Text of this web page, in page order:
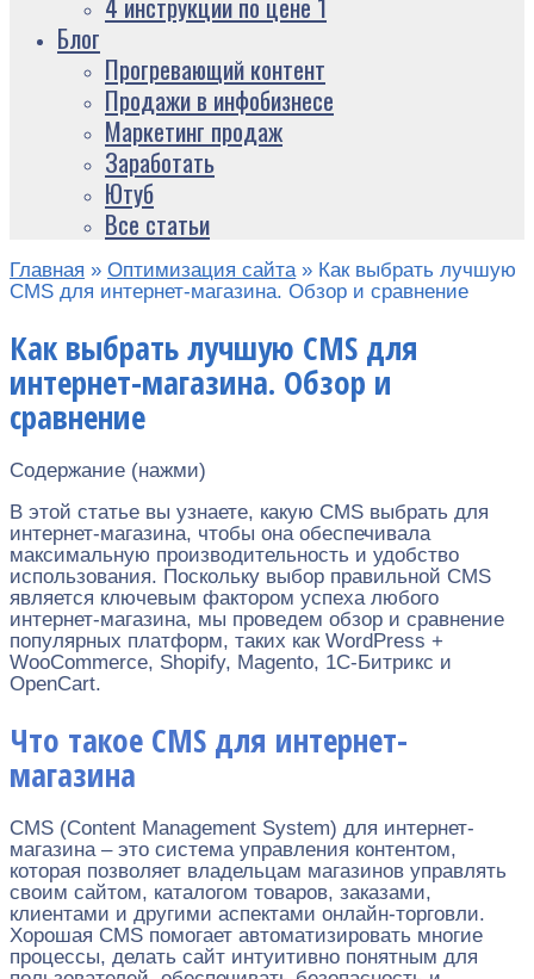
Блог
Прогревающий контент
Продажи в инфобизнесе
Маркетинг продаж
Заработать
Ютуб
Все статьи
Главная » Оптимизация сайта » Как выбрать лучшую
CMS для интернет-магазина. Обзор и сравнение
Как выбрать лучшую CMS для
интернет-магазина. Обзор и
сравнение
Содержание (нажми)
В этой статье вы узнаете, какую CMS выбрать для
интернет-магазина, чтобы она обеспечивала
максимальную производительность и удобство
использования. Поскольку выбор правильной CMS
является ключевым фактором успеха любого
интернет-магазина, мы проведем обзор и сравнение
популярных платформ, таких как WordPress +
WooCommerce, Shopify, Magento, 1C-Битрикс и
OpenCart.
Что такое CMS для интернет-
магазина
CMS (Content Management System) для интернет-
магазина – это система управления контентом,
которая позволяет владельцам магазинов управлять
своим сайтом, каталогом товаров, заказами,
клиентами и другими аспектами онлайн-торговли.
Хорошая CMS помогает автоматизировать многие
процессы, делать сайт интуитивно понятным для